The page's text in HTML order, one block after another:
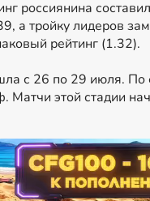
россиянина
а тройку лидеров
рейтинг (1.32).
с 26 по 29 июля. По
этой стадии